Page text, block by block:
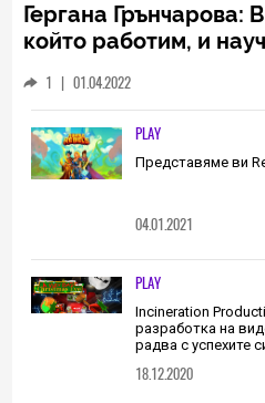
Гергана Грънчарова:
който работим, и
трябва да извървим
(ИНТЕРВЮ)
1 | 01.04.2022
PLAY
Представяме ви
04.01.2021
PLAY
Incineration
разработка на
радва с успехите
18.12.2020